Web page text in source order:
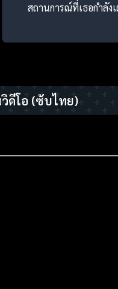
สถานการณ์ที่เธอกำลัง
ดีโอ (ซับไทย)